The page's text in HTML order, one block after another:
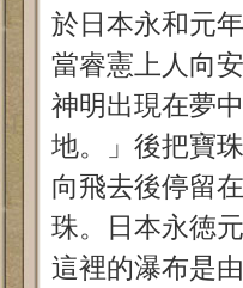
於日本永和元
當睿憲上人向
神明出現在夢
地。」後把寶
向飛去後停留
珠。日本永徳
這裡的瀑布是